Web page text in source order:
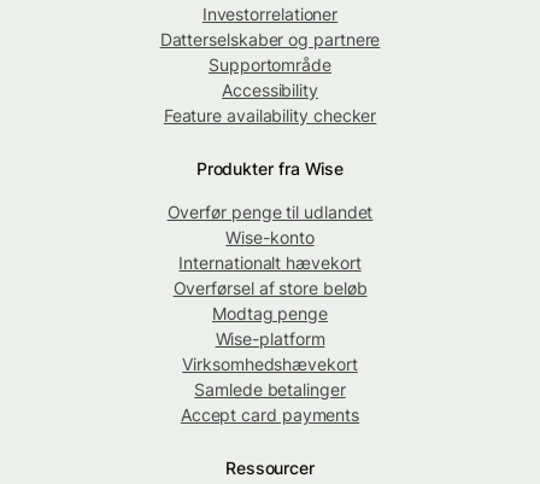
Investorrelationer
Datterselskaber og partnere
Supportområde
Accessibility
Feature availability checker
Produkter fra Wise
Overfør penge til udlandet
Wise-konto
Internationalt hævekort
Overførsel af store beløb
Modtag penge
Wise-platform
Virksomhedshævekort
Samlede betalinger
Accept card payments
Ressourcer